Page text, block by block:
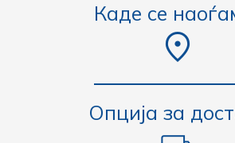
Каде се
Опција за